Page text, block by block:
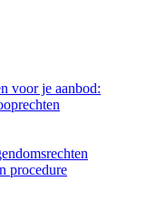
voor je aanbod:
procedure